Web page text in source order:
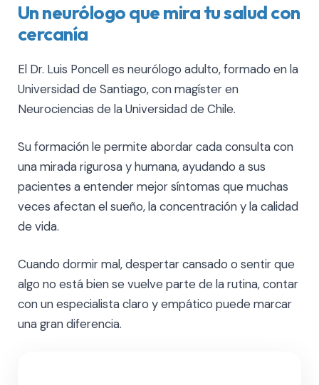
Un neurólogo que mira tu salud con
cercanía
El Dr. Luis Poncell es neurólogo adulto, formado en la
Universidad de Santiago, con magíster en
Neurociencias de la Universidad de Chile.
Su formación le permite abordar cada consulta con
una mirada rigurosa y humana, ayudando a sus
pacientes a entender mejor síntomas que muchas
veces afectan el sueño, la concentración y la calidad
de vida.
Cuando dormir mal, despertar cansado o sentir que
algo no está bien se vuelve parte de la rutina, contar
con un especialista claro y empático puede marcar
una gran diferencia.